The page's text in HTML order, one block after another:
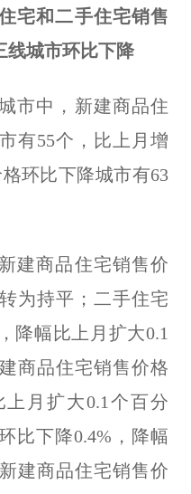
宅和二手住宅销售
线城市环比下降
市中，新建商品住
有55个，比上月增
环比下降城市有63
建商品住宅销售价
为持平；二手住宅
降幅比上月扩大0.1
商品住宅销售价格
月扩大0.1个百分
比下降0.4%，降幅
建商品住宅销售价